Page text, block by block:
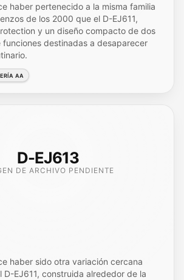
haber pertenecido a la misma familia
de los 2000 que el D-EJ611,
y un diseño compacto de dos
funciones destinadas a desaparecer
AA
D-EJ613
DE ARCHIVO PENDIENTE
haber sido otra variación cercana
D-EJ611, construida alrededor de la